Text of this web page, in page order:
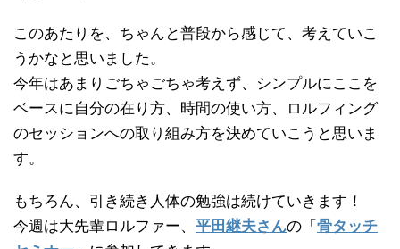
このあたりを、ちゃんと普段から感じて、考えていこ
うかなと思いました。
今年はあまりごちゃごちゃ考えず、シンプルにここを
ベースに自分の在り方、時間の使い方、ロルフィング
のセッションへの取り組み方を決めていこうと思いま
す。
もちろん、引き続き人体の勉強は続けていきます！
今週は大先輩ロルファー、 平田継夫さんの「 骨タッチ